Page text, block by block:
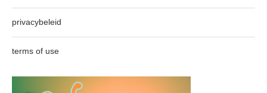
privacybeleid
terms of use